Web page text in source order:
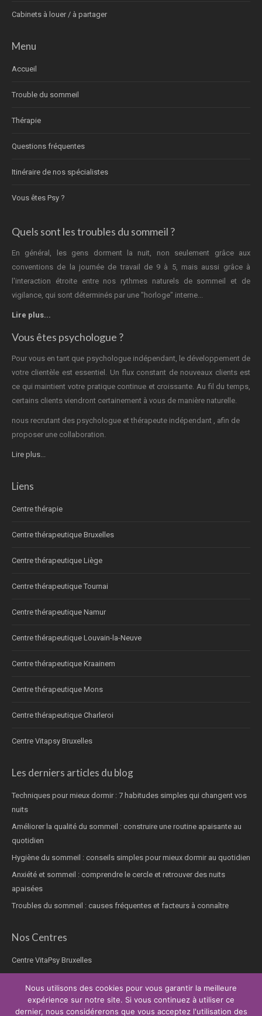
Cabinets à louer / à partager
Menu
Accueil
Trouble du sommeil
Thérapie
Questions fréquentes
Itinéraire de nos spécialistes
Vous êtes Psy ?
Quels sont les troubles du sommeil ?
En général, les gens dorment la nuit, non seulement grâce aux
conventions de la journée de travail de 9 à 5, mais aussi grâce à
l'interaction étroite entre nos rythmes naturels de sommeil et de
vigilance, qui sont déterminés par une "horloge" interne...
Lire plus...
Vous êtes psychologue ?
Pour vous en tant que psychologue indépendant, le développement de
votre clientèle est essentiel. Un flux constant de nouveaux clients est
ce qui maintient votre pratique continue et croissante. Au fil du temps,
certains clients viendront certainement à vous de manière naturelle.
nous recrutant des psychologue et thérapeute indépendant , afin de
proposer une collaboration.
Lire plus...
Liens
Centre thérapie
Centre thérapeutique Bruxelles
Centre thérapeutique Liège
Centre thérapeutique Tournai
Centre thérapeutique Namur
Centre thérapeutique Louvain-la-Neuve
Centre thérapeutique Kraainem
Centre thérapeutique Mons
Centre thérapeutique Charleroi
Centre Vitapsy Bruxelles
Les derniers articles du blog
Techniques pour mieux dormir : 7 habitudes simples qui changent vos
nuits
Améliorer la qualité du sommeil : construire une routine apaisante au
quotidien
Hygiène du sommeil : conseils simples pour mieux dormir au quotidien
Anxiété et sommeil : comprendre le cercle et retrouver des nuits
apaisées
Troubles du sommeil : causes fréquentes et facteurs à connaître
Nos Centres
Centre VitaPsy Bruxelles
Copyright © 2026.Thérapie trouble du sommeilTous droits réservés.
Nous utilisons des cookies pour vous garantir la meilleure
expérience sur notre site. Si vous continuez à utiliser ce
dernier, nous considérerons que vous acceptez l'utilisation des